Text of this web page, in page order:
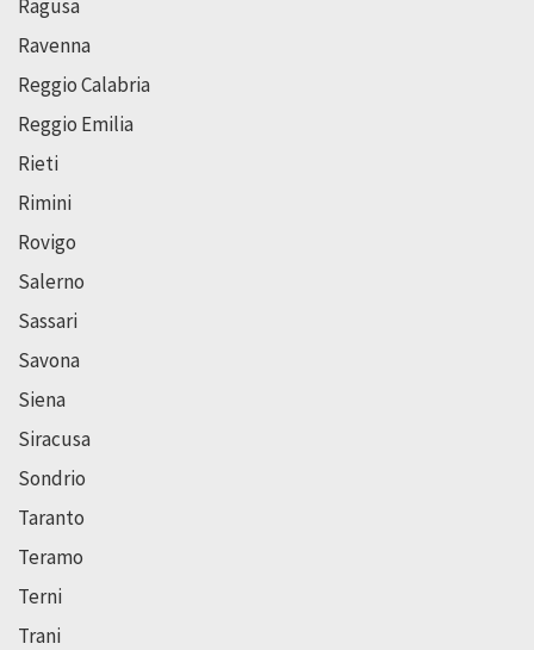
Ragusa
Ravenna
Reggio Calabria
Reggio Emilia
Rieti
Rimini
Rovigo
Salerno
Sassari
Savona
Siena
Siracusa
Sondrio
Taranto
Teramo
Terni
Trani